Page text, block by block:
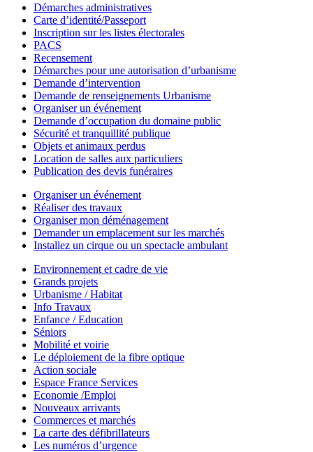
Démarches administratives
Carte d’identité/Passeport
Inscription sur les listes électorales
PACS
Recensement
Démarches pour une autorisation d’urbanisme
Demande d’intervention
Demande de renseignements Urbanisme
Organiser un événement
Demande d’occupation du domaine public
Sécurité et tranquillité publique
Objets et animaux perdus
Location de salles aux particuliers
Publication des devis funéraires
Organiser un événement
Réaliser des travaux
Organiser mon déménagement
Demander un emplacement sur les marchés
Installez un cirque ou un spectacle ambulant
Environnement et cadre de vie
Grands projets
Urbanisme / Habitat
Info Travaux
Enfance / Education
Séniors
Mobilité et voirie
Le déploiement de la fibre optique
Action sociale
Espace France Services
Economie /Emploi
Nouveaux arrivants
Commerces et marchés
La carte des défibrillateurs
Les numéros d’urgence